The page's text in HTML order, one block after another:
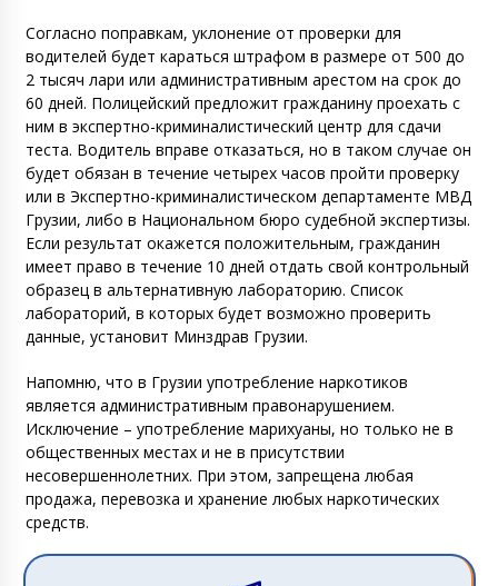
Согласно поправкам, уклонение от проверки для
водителей будет караться штрафом в размере от 500 до
2 тысяч лари или административным арестом на срок до
60 дней. Полицейский предложит гражданину проехать с
ним в экспертно-криминалистический центр для сдачи
теста. Водитель вправе отказаться, но в таком случае он
будет обязан в течение четырех часов пройти проверку
или в Экспертно-криминалистическом департаменте МВД
Грузии, либо в Национальном бюро судебной экспертизы.
Если результат окажется положительным, гражданин
имеет право в течение 10 дней отдать свой контрольный
образец в альтернативную лабораторию. Список
лабораторий, в которых будет возможно проверить
данные, установит Минздрав Грузии.
Напомню, что в Грузии употребление наркотиков
является административным правонарушением.
Исключение – употребление марихуаны, но только не в
общественных местах и не в присутствии
несовершеннолетних. При этом, запрещена любая
продажа, перевозка и хранение любых наркотических
средств.